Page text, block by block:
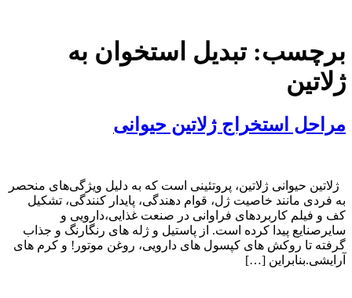
برچسب:تبدیل استخوان به
ژلاتین
مراحل استخراج ژلاتین حیوانی
ژلاتین حیوانی ژلاتین، پروتئینی است که به دلیل ویژگی‌های منحصر
به فردی مانند خاصیت ژل، قوام دهندگی، پایدار کنندگی، تشکیل
کف و فیلم کاربردهای فراوانی در صنعت غذایی،دارویی و
سایرصنایع پیدا کرده است. از پاستیل و ژله های رنگارنگ و جذاب
گرفته تا روکش های کپسول های دارویی، روغن موتور! و کرم های
آرایشی.بنابراین […]